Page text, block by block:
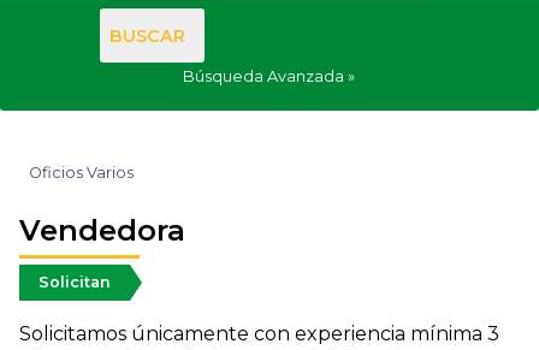
BUSCAR
Búsqueda Avanzada
Oficios Varios
Vendedora
Solicitan
Solicitamos únicamente con experiencia mínima 3